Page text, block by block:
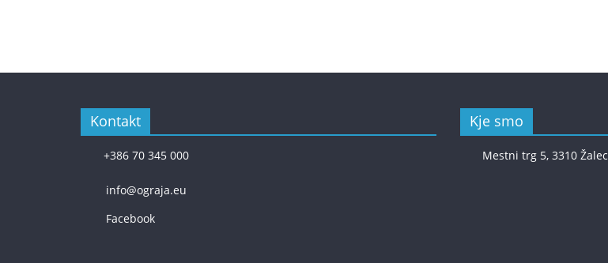
Kontakt
+386 70 345 000
info@ograja.eu
Facebook
Kje smo
Mestni trg 5, 3310 Žalec